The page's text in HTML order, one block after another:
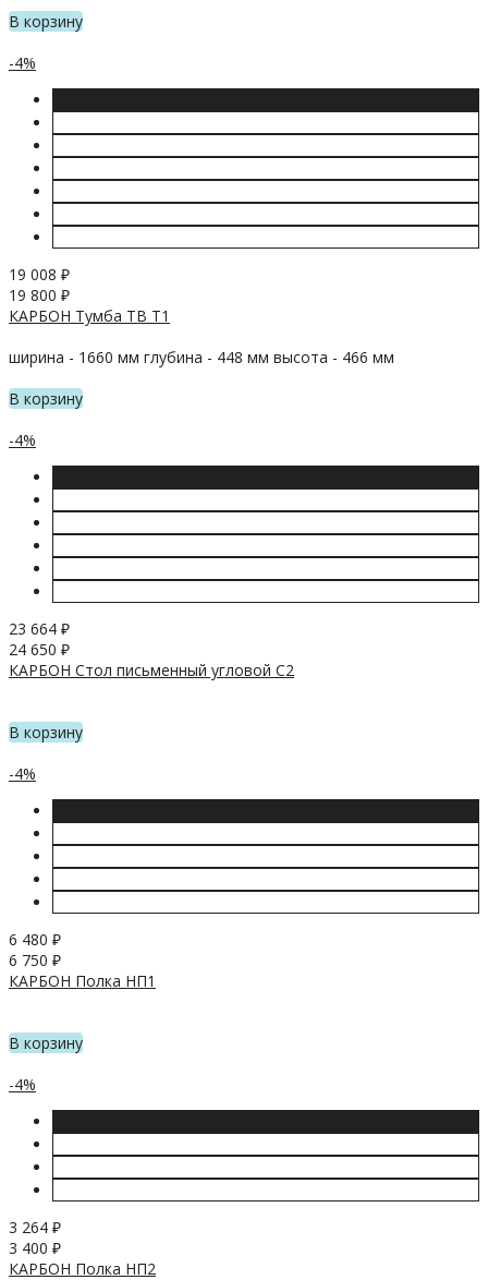
В корзину
-4%
19 008 ₽
19 800 ₽
КАРБОН Тумба ТВ Т1
ширина - 1660 мм глубина - 448 мм высота - 466 мм
В корзину
-4%
23 664 ₽
24 650 ₽
КАРБОН Стол письменный угловой С2
В корзину
-4%
6 480 ₽
6 750 ₽
КАРБОН Полка НП1
В корзину
-4%
3 264 ₽
3 400 ₽
КАРБОН Полка НП2